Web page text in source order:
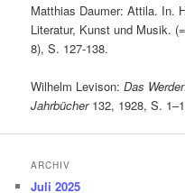
Matthias Daumer: Attila. In.
Literatur, Kunst und Musik.
8), S. 127-138.
Wilhelm Levison:Das
Jahrbücher132, 1928, S.
ARCHIV
Juli 2025